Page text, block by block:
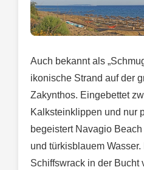
Auch bekannt als
ikonische Strand auf der
Zakynthos. Eingebettet
Kalksteinklippen und nur
begeistert Navagio
und türkisblauem
Schiffswrack in der Bucht